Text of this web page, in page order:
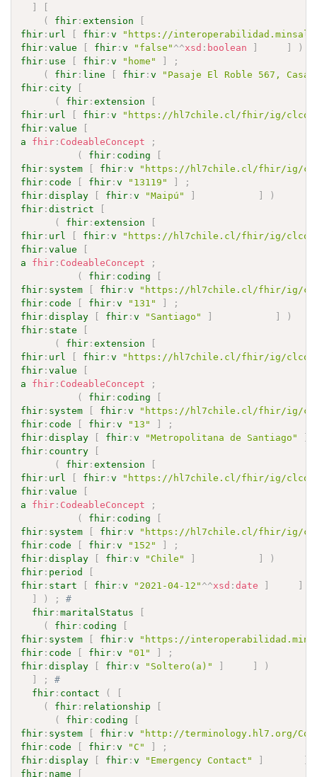
]
[
(
fhir :extension
[
fhir : url [ fhir :v
"https://
fhir :value [ fhir :v "false" ^^xsd : boolean ] ] )
fhir : use [ fhir :v "home" ]
;
(
fhir : line [ fhir :v
"Pasaje El Roble 567, Casa
fhir : city
[
(
fhir :extension
[
fhir : url [ fhir :v
"https://hl7chile.cl/fhir/ig/clcore/
fhir :value
[
a
fhir : CodeableConcept
;
(
fhir : coding
[
fhir : system [ fhir :v
"https://hl7chile.cl/fhir/ig/clcore/
fhir : code [ fhir :v "13119" ]
;
fhir :display [ fhir :v "Maipú" ] ]
)
fhir :district
[
(
fhir :extension
[
fhir : url [ fhir :v
"https://hl7chile.cl/fhir/ig/
fhir :value
[
a
fhir : CodeableConcept
;
(
fhir : coding
[
fhir : system [ fhir :v
"https://hl7chile.cl/fhir/ig/
fhir : code [ fhir :v "131" ]
;
fhir :display [ fhir :v "Santiago" ] ]
)
fhir : state
[
(
fhir :extension
[
fhir : url [ fhir :v
"https://hl7chile.cl/fhir/ig/clcore/
fhir :value
[
a
fhir : CodeableConcept
;
(
fhir : coding
[
fhir : system [ fhir :v
"https://hl7chile.cl/fhir/ig/clcore/
fhir : code [ fhir :v "13" ]
;
fhir :display [ fhir :v "Metropolitana de Santiago"
]
fhir : country
[
(
fhir :extension
[
fhir : url [ fhir :v
"https://hl7chile.cl/fhir/ig/clcore/
fhir :value
[
a
fhir : CodeableConcept
;
(
fhir : coding
[
fhir : system [ fhir :v
"https://hl7chile.cl/fhir/ig/
fhir : code [ fhir :v "152" ]
;
fhir :display [ fhir :v "Chile" ] ]
)
fhir : period
[
fhir : start [ fhir :v "2021-04-12" ^^xsd :date ]
]
]
) ;
#
fhir :maritalStatus
[
(
fhir : coding
[
fhir : system [ fhir :v
"https://
fhir : code [ fhir :v "01" ]
;
fhir :display [ fhir :v "Soltero(a)" ] ]
)
]
;
#
fhir : contact (
[
(
fhir : relationship
[
(
fhir : coding
[
fhir : system [ fhir :v
"http://terminology.hl7.org/
fhir : code [ fhir :v "C" ]
;
fhir :display [ fhir :v "Emergency Contact" ] ]
fhir : name [